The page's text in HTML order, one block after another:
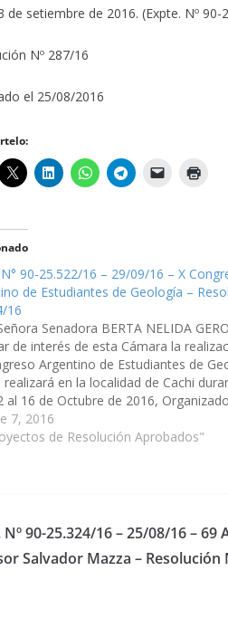
de setiembre de 2016. (Expte. Nº 90-
Nº 287/16
el 25/08/2016
90-25.522/16 – 29/09/16 – X
de Estudiantes de Geología –
16
Senadora BERTA NELIDA
de interés de esta Cámara la
Argentino de Estudiantes de
realizará en la localidad de Cachi
al 16 de Octubre de 2016,
Geológica de Estudiantes
7, 2016
de Resolución Aprobados"
Nº 90-25.324/16 – 25/08/16 –
Salvador Mazza – Resolución